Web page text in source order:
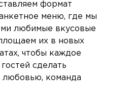
формат
меню, где мы
любимые вкусовые
их в новых
чтобы каждое
сделать
любовью, команда